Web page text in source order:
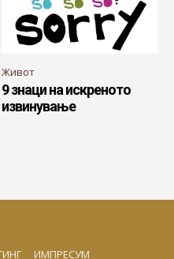
Живот
9 знаци на искреното
извинување
ИМПРЕСУМ